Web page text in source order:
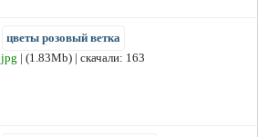
цветы розовый ветка
jpg | (1.83Mb) | скачали: 163